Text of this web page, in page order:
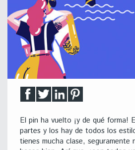
El pin ha vuelto ¡y de qué forma!
partes y los hay de todos los
tienes mucha clase,